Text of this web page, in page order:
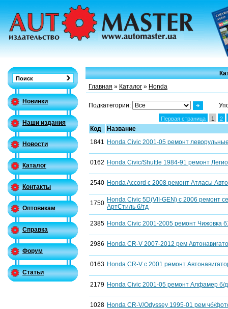
Новинки
Наши издания
Новости
Каталог
Контакты
Оптовикам
Справка
Форум
Статьи
Главная » Каталог » Honda
Подкатегории:
Первая страница 1 2
Код
Название
1841 Honda Civic 2001-05 ремонт
0162 Honda Civic/Shuttle 1984-91 ремонт
2540 Honda Accord с 2008 ремонт Атласы
1750 Honda Civic 5D(VII-GEN) с 2006 ремонт
АртСтиль б/тд
2385 Honda Civic 2001-2005 ремонт Чижовка
2986 Honda CR-V 2007-2012 рем
0163 Honda CR-V c 2001 ремонт
2179 Honda Civic 2001-05 ремонт Алфамер б/д
1028 Honda CR-V/Odyssey 1995-01 рем чб/